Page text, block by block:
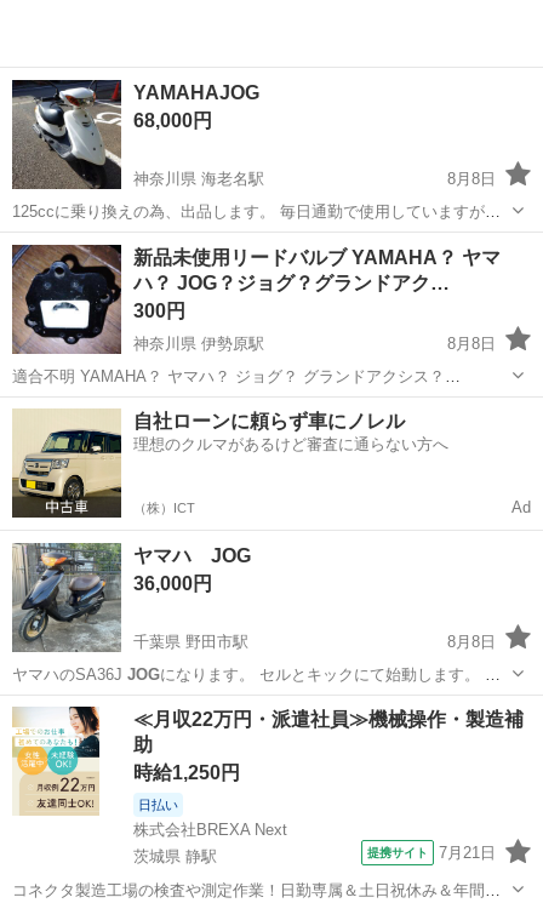
YAMAHAJOG
68,000円
神奈川県 海老名駅
8月8日
125ccに乗り換えの為、出品します。 毎日通勤で使用していますが、
特に不具合は感じません。 自賠責は令和9年9月まであるので、欲しい
方はお伝え下さい。 走行距離は、約18700キロですがまだまだ使用で
きると思いま...
神奈川 海老名市 海老名駅 ヤマハ
新品未使用リードバルブ YAMAHA？ ヤマ
ハ？ JOG？ジョグ？グランドアク…
300円
神奈川県 伊勢原駅
8月8日
適合不明 YAMAHA？ ヤマハ？ ジョグ？ グランドアクシス？
BWS100？ 新品未使用リードバルブ 適合不確認の為ジャンク品として
出品致します。 お引き取り限定とさせていただきます。 ジャンク品に
つき3Nでよろしくお願...
神奈川 伊勢原市 伊勢原駅 ヤマハ リードバルブ
自社ローンに頼らず車にノレル
理想のクルマがあるけど審査に通らない方へ
（株）ICT Ad
ヤマハ JOG
36,000円
千葉県 野田市駅
8月8日
ヤマハのSA36J JOGになります。 セルとキックにて始動します。 走
る曲がる止まる問題ありません。 外装は比較的綺麗な方かと思いま
す。 通勤通学やUber eats等にも活躍してくれるかと思います。 譲渡
書類も完備で...
千葉 野田市 野田市駅 バイク
≪月収22万円・派遣社員≫機械操作・製造補
助
時給1,250円
日払い
株式会社BREXA Next
茨城県 静駅
提携サイト 7月21日
コネクタ製造工場の検査や測定作業！日勤専属＆土日祝休み＆年間休